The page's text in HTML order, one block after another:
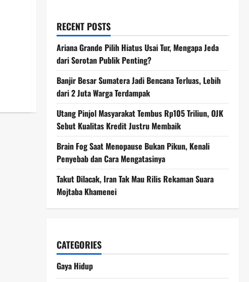
RECENT POSTS
Ariana Grande Pilih Hiatus Usai Tur, Mengapa Jeda
dari Sorotan Publik Penting?
Banjir Besar Sumatera Jadi Bencana Terluas, Lebih
dari 2 Juta Warga Terdampak
Utang Pinjol Masyarakat Tembus Rp105 Triliun, OJK
Sebut Kualitas Kredit Justru Membaik
Brain Fog Saat Menopause Bukan Pikun, Kenali
Penyebab dan Cara Mengatasinya
Takut Dilacak, Iran Tak Mau Rilis Rekaman Suara
Mojtaba Khamenei
CATEGORIES
Gaya Hidup